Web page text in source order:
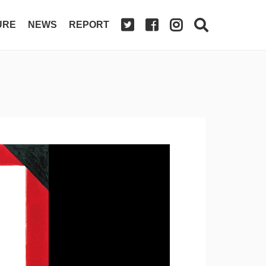
NEWS REPORT